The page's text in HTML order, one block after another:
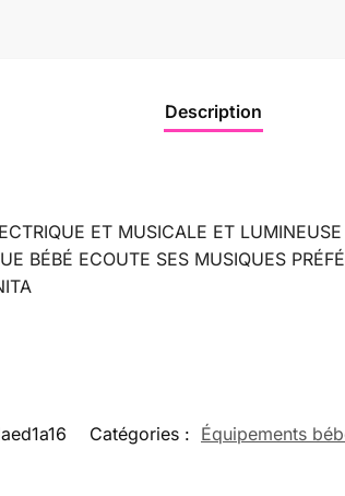
Description
ET MUSICALE ET
BÉBÉ ECOUTE SES MUSIQUES
Catégories : Équipements